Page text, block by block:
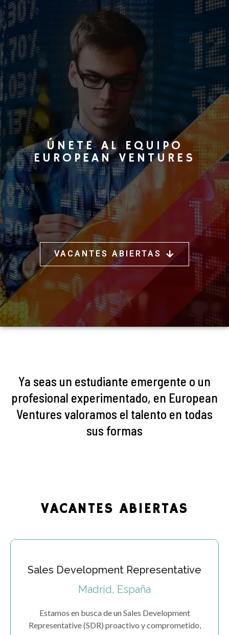
ÚNETE AL EQUIPO
EUROPEAN VENTURES
VACANTES ABIERTAS
Ya seas un estudiante emergente o un
profesional experimentado, en European
Ventures valoramos el talento en todas
sus formas
VACANTES ABIERTAS
Sales Development Representative
Madrid, España
Estamos en busca de un Sales Development
Representative (SDR) proactivo y comprometido,